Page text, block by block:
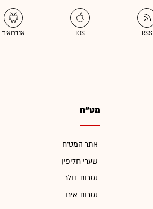
מט"ח
אתר המט"ח
שערי חליפין
נגזרות דולר
נגזרות אירו